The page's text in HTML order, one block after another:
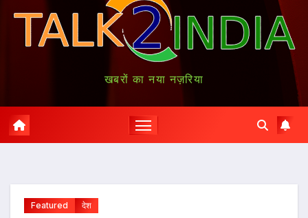
खबरों का नया नज़रिया
Featured देश